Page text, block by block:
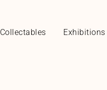
Collectables Exhibitions